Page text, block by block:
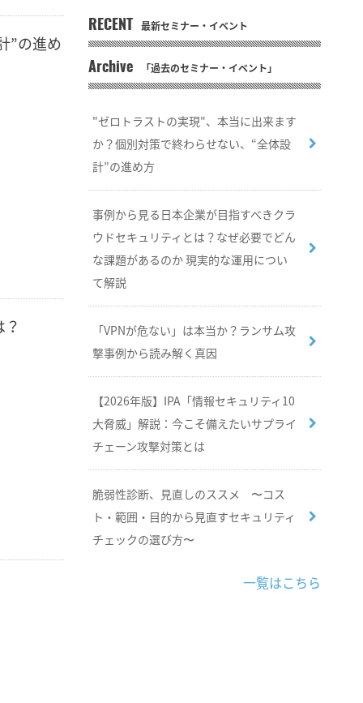
”の進め
RECENT 最新セミナー・イベント
Archive 「過去のセミナー・イベント」
"ゼロトラストの実現"、本当に出来ます
か？個別対策で終わらせない、“全体設
計”の進め方
事例から見る日本企業が目指すべきクラ
ウドセキュリティとは？なぜ必要でどん
な課題があるのか 現実的な運用につい
て解説
「VPNが危ない」は本当か？ランサム攻
撃事例から読み解く真因
【2026年版】IPA「情報セキュリティ10
大脅威」解説：今こそ備えたいサプライ
チェーン攻撃対策とは
脆弱性診断、見直しのススメ 〜コス
ト・範囲・目的から見直すセキュリティ
チェックの選び方〜
一覧はこちら